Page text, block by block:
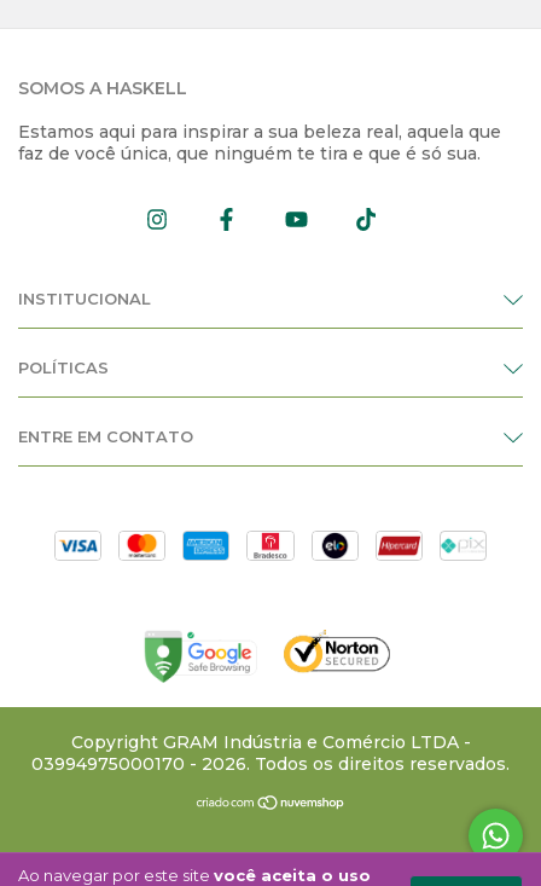
Ao navegar por este site você aceita o uso
SOMOS A HASKELL
Estamos aqui para inspirar a sua beleza real, aquela que
faz de você única, que ninguém te tira e que é só sua.
INSTITUCIONAL
POLÍTICAS
ENTRE EM CONTATO
Copyright GRAM Indústria e Comércio LTDA -
03994975000170 - 2026. Todos os direitos reservados.